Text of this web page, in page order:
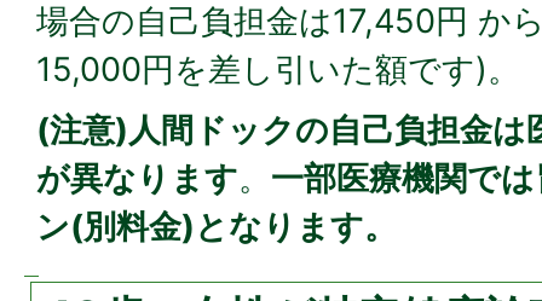
場合の自己負担金は17,450円 か
15,000円を差し引いた額です)。
(注意)人間ドックの自己負担金は
が異なります。 一部医療機関で
ン(別料金)となります。